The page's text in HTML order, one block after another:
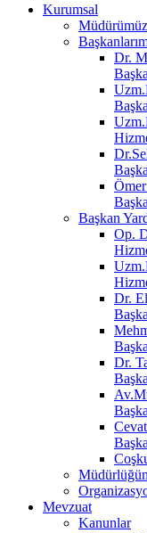
Kurumsal
Müdürümüz
Dr.
Başkan
Op.
Dr.
Dr.
Mevzuat
Kanunlar